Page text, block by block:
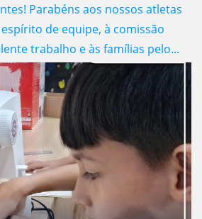
Parabéns aos nossos atletas
de equipe, à comissão
trabalho e às famílias pelo...